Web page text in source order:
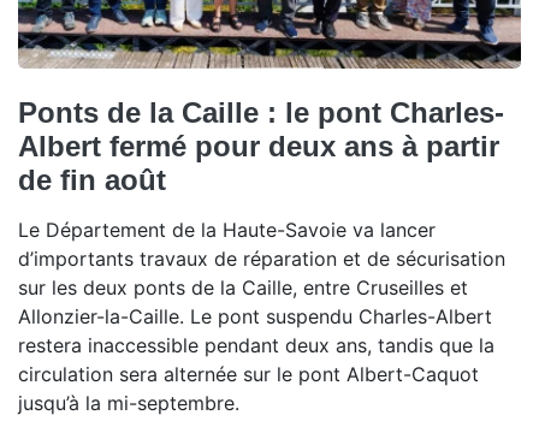
Ponts de la Caille : le pont Charles-
Albert fermé pour deux ans à partir
de fin août
Le Département de la Haute-Savoie va lancer
d’importants travaux de réparation et de sécurisation
sur les deux ponts de la Caille, entre Cruseilles et
Allonzier-la-Caille. Le pont suspendu Charles-Albert
restera inaccessible pendant deux ans, tandis que la
circulation sera alternée sur le pont Albert-Caquot
jusqu’à la mi-septembre.